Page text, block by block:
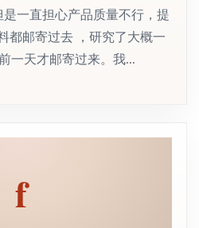
一直担心产品质量不行，提
都邮寄过去 ，研究了大概一
一天才邮寄过来。我...
f